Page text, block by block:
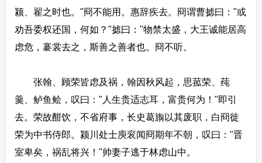
颍、翟之时也。"冏不能用。惠辞疾去。冏谓曹摅曰："或
劝吾委权还国，何如？"摅曰："物禁太盛，大王诚能居高
虑危，褰裳去之，斯善之善者也。冏不听。
张翰、顾荣皆虑及祸，翰因秋风起，思菰荣、莼
羹、鲈鱼鲙，叹曰："人生贵适志耳，富贵何为！"即引
去。荣故酣饮，不省府事，长史葛旟以其废职，白冏徙
荣为中书侍郎。颍川处士庾衮闻冏期年不朝，叹曰："晋
室卑矣，祸乱将兴！"帅妻子逃于林虑山中。